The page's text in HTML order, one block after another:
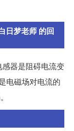
日梦老师 的回
器是阻碍电流变
电磁场对电流的